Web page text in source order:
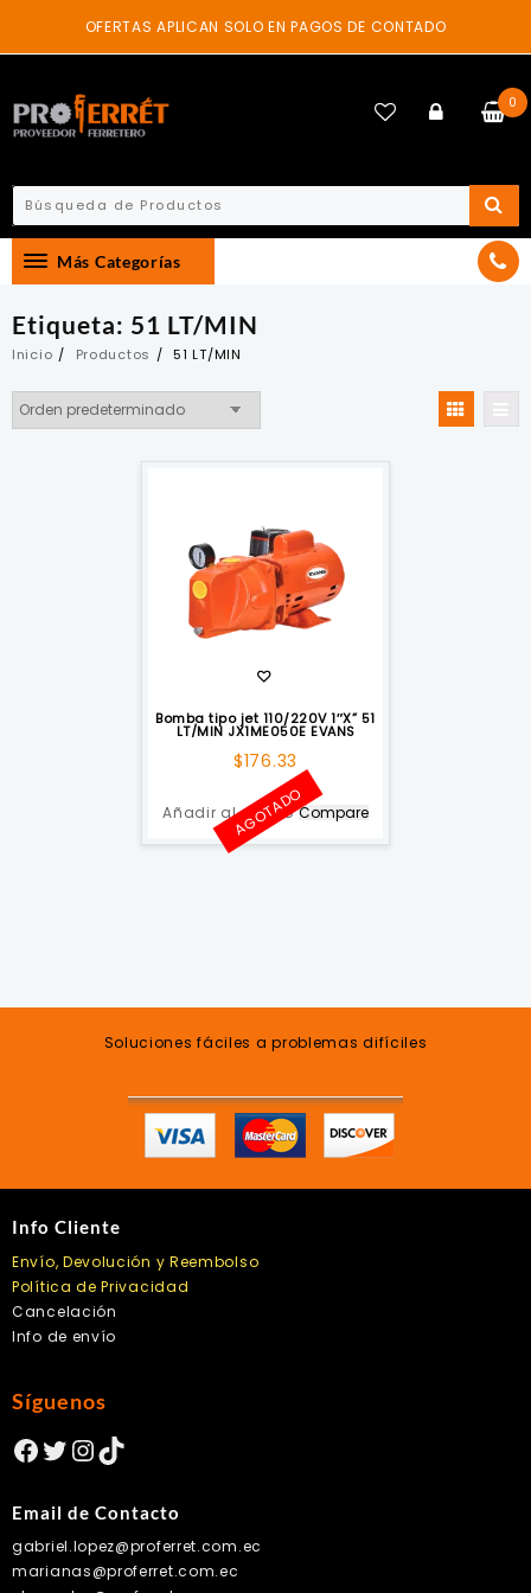
content
OFERTAS APLICAN SOLO EN PAGOS DE CONTADO
0
Más Categorías
Etiqueta: 51 LT/MIN
Inicio Productos 51 LT/MIN
Bomba tipo jet 110/220V 1″X” 51
LT/MIN JX1ME050E EVANS
$176.33
Añadir al carrito
AGOTADOCompare
Soluciones fáciles a problemas difíciles
Info Cliente
Envío, Devolución y Reembolso
Política de Privacidad
Cancelación
Info de envío
Síguenos
Facebook
Twitter
Instagram
TikTok
Email de Contacto
gabriel.lopez@proferret.com.ec
marianas@proferret.com.ec